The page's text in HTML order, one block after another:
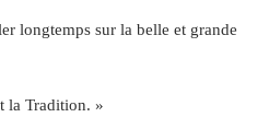
longtemps sur la belle et grande
la Tradition. »